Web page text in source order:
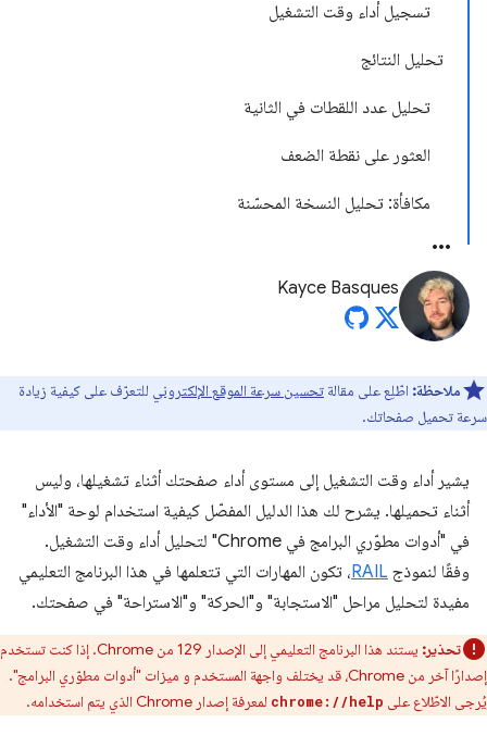
تسجيل أداء وقت التشغيل
تحليل النتائج
تحليل عدد اللقطات في الثانية
العثور على نقطة الضعف
مكافأة: تحليل النسخة المحسّنة
Kayce Basques
ملاحظة: اطّلِع على مقالة تحسين سرعة الموقع الإلكتروني للتعرّف على كيفية زيادة
سرعة تحميل صفحاتك.
يشير أداء وقت التشغيل إلى مستوى أداء صفحتك أثناء تشغيلها، وليس
أثناء تحميلها. يشرح لك هذا الدليل المفصّل كيفية استخدام لوحة "الأداء"
في "أدوات مطوّري البرامج في Chrome" لتحليل أداء وقت التشغيل.
وفقًا لنموذج RAIL، تكون المهارات التي تتعلمها في هذا البرنامج التعليمي
مفيدة لتحليل مراحل "الاستجابة" و"الحركة" و"الاستراحة" في صفحتك.
تحذير:
يستند هذا البرنامج التعليمي إلى الإصدار 129 من Chrome. إذا كنت تستخدم
إصدارًا آخر من Chrome، قد يختلف واجهة المستخدم و ميزات "أدوات مطوّري البرامج".
يُرجى الاطّلاع على chrome://help لمعرفة إصدار Chrome الذي يتم استخدامه.